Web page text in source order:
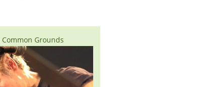
Grounds